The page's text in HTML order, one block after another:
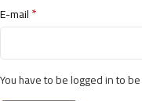
E-mail*
You have to be logged in to